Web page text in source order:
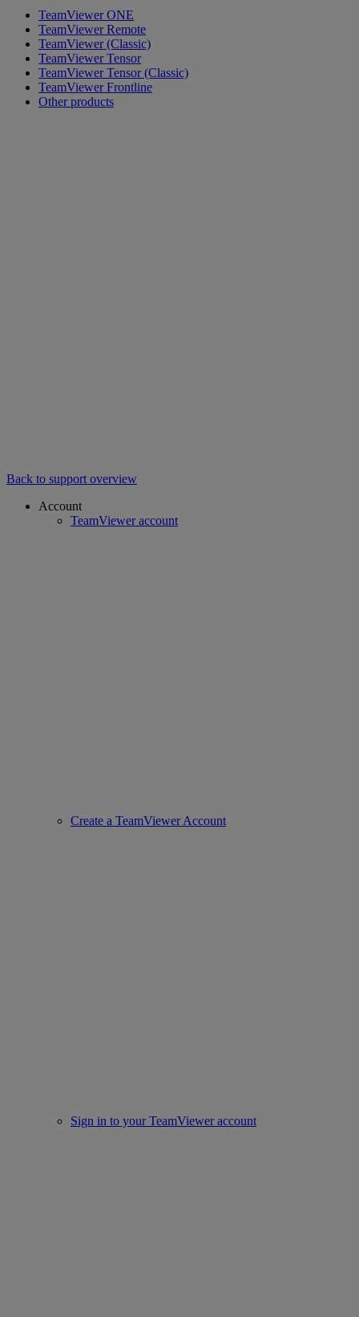
TeamViewer ONE
TeamViewer Remote
TeamViewer (Classic)
TeamViewer Tensor
TeamViewer Tensor (Classic)
TeamViewer Frontline
Other products
Back to support overview
Account
TeamViewer account
Create a TeamViewer Account
Sign in to your TeamViewer account